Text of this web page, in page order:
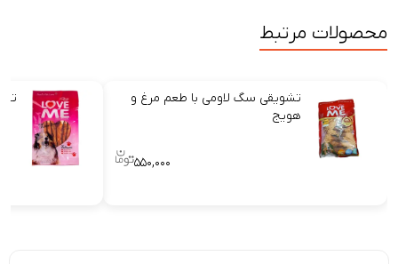
محصولات مرتبط
تشویقی سگ لاومی با طعم مرغ و
هویج
۵۵۰,۰۰۰